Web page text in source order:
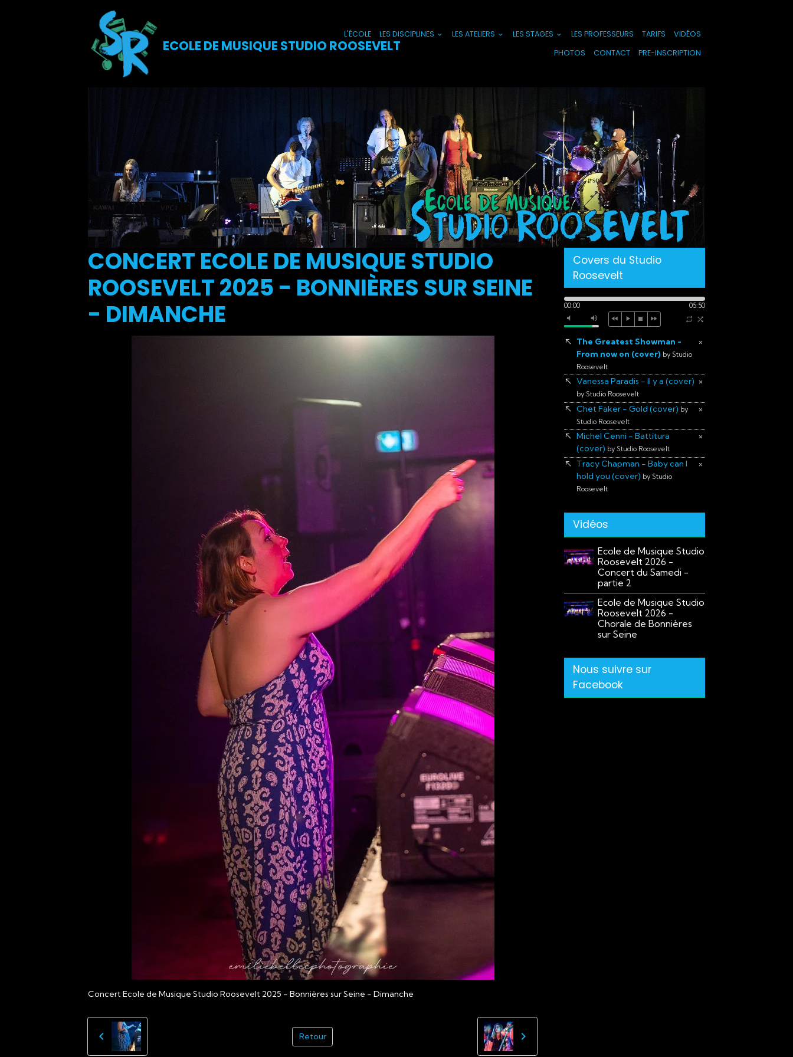
ECOLE DE MUSIQUE STUDIO ROOSEVELT
L'ÉCOLE LES DISCIPLINES LES ATELIERS LES STAGES LES PROFESSEURS TARIFS
VIDÉOS
PHOTOS
CONTACT PRE-INSCRIPTION
CONCERT ECOLE DE MUSIQUE STUDIO
ROOSEVELT 2025 - BONNIÈRES SUR SEINE
- DIMANCHE
Concert Ecole de Musique Studio Roosevelt 2025 - Bonnières sur Seine - Dimanche
Retour
Covers du Studio
Roosevelt
00:00 05:50
×
The Greatest Showman -
From now on (cover) by Studio
Roosevelt
×
Vanessa Paradis - Il y a (cover)
by Studio Roosevelt
×
Chet Faker - Gold (cover) by
Studio Roosevelt
×
Michel Cenni - Battitura
(cover) by Studio Roosevelt
×
Tracy Chapman - Baby can I
hold you (cover) by Studio
Roosevelt
Vidéos
Ecole de Musique Studio
Roosevelt 2026 -
Concert du Samedi -
partie 2
Ecole de Musique Studio
Roosevelt 2026 -
Chorale de Bonnières
sur Seine
Nous suivre sur
Facebook